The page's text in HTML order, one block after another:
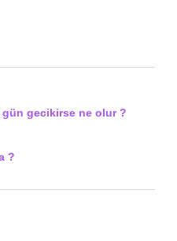
gün gecikirse ne olur ?
?